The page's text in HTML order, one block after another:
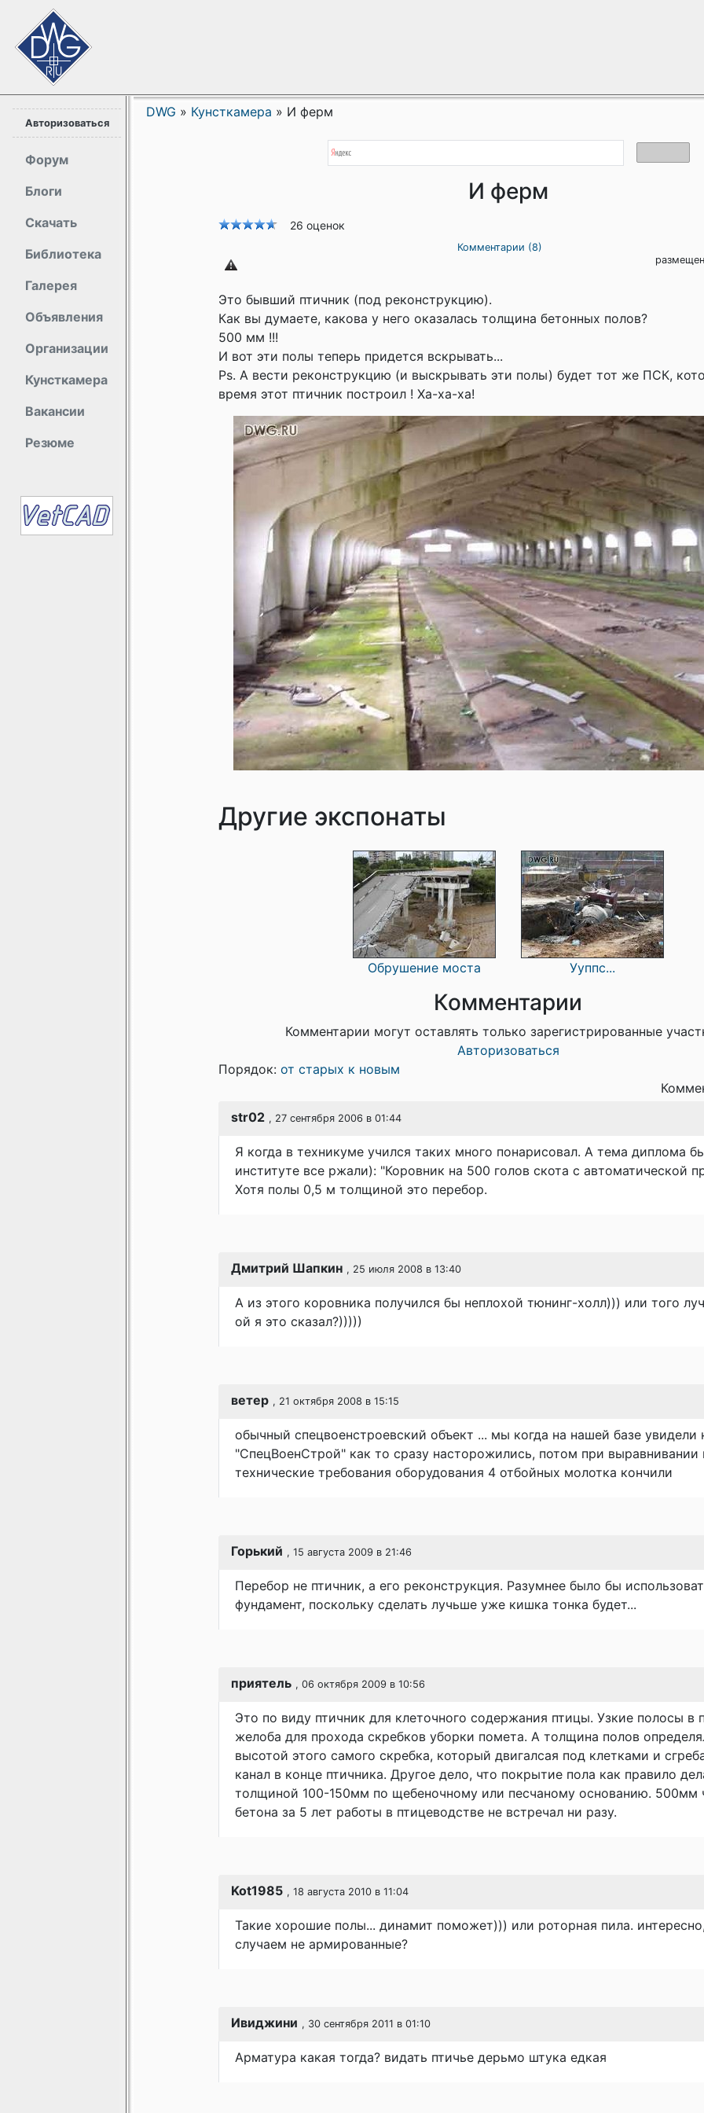
Авторизоваться
Форум
Блоги
Скачать
Библиотека
Галерея
Объявления
Организации
Кунсткамера
Вакансии
Резюме
DWG » Кунсткамера » И ферм
И ферм
26 оценок
Комментарии (8)
Это бывший птичник (под реконструкцию).
Как вы думаете, какова у него оказалась толщина бетонных полов?
500 мм !!!
И вот эти полы теперь придется вскрывать...
Ps. А вести реконструкцию (и выскрывать эти полы) будет тот же ПСК,
время этот птичник построил ! Ха-ха-ха!
Другие экспонаты
Обрушение моста Ууппс...
Комментарии
Комментарии могут оставлять только зарегистрированные
Авторизоваться
Порядок: от старых к новым
str02 , 27 сентября 2006 в 01:44
Я когда в техникуме учился таких много понарисовал. А тема диплома
институте все ржали): "Коровник на 500 голов скота с автоматической
Хотя полы 0,5 м толщиной это перебор.
Дмитрий Шапкин , 25 июля 2008 в 13:40
А из этого коровника получился бы неплохой тюнинг-холл))) или того
ой я это сказал?)))))
ветер , 21 октября 2008 в 15:15
обычный спецвоенстроевский объект ... мы когда на нашей базе увидели
"СпецВоенСтрой" как то сразу насторожились, потом при выравнивании
технические требования оборудования 4 отбойных молотка кончили
Горький , 15 августа 2009 в 21:46
Перебор не птичник, а его реконструкция. Разумнее было бы
фундамент, поскольку сделать лучьше уже кишка тонка будет...
приятель , 06 октября 2009 в 10:56
Это по виду птичник для клеточного содержания птицы. Узкие полосы в
желоба для прохода скребков уборки помета. А толщина полов
высотой этого самого скребка, который двигалсая под клетками и
канал в конце птичника. Другое дело, что покрытие пола как правило
толщиной 100-150мм по щебеночному или песчаному основанию. 500мм
бетона за 5 лет работы в птицеводстве не встречал ни разу.
Kot1985 , 18 августа 2010 в 11:04
Такие хорошие полы... динамит поможет))) или роторная пила.
случаем не армированные?
Ивиджини , 30 сентября 2011 в 01:10
Арматура какая тогда? видать птичье дерьмо штука едкая